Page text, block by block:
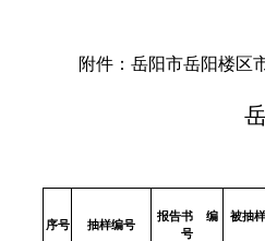
附件：岳阳市岳阳楼区市
序号 抽样编号
报告书
编
号
被抽